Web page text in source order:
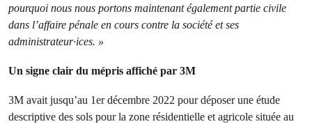
pourquoi nous nous portons maintenant également partie civile
dans l’affaire pénale en cours contre la société et ses
administrateur·ices. »
Un signe clair du mépris affiché par 3M
3M avait jusqu’au 1er décembre 2022 pour déposer une étude
descriptive des sols pour la zone résidentielle et agricole située au